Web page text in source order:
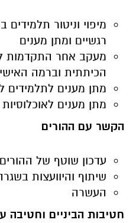
מיפוי וניטור תלמידים
רגשיים ומתן מענים
מעקב אחר התקדמות
הכיתתית וברמה
מתן מענים
מתן מענים לאוכלוסיות
הקשר עם ההורים
עדכון שוטף של
שיתוף והיוועצות
העשרה
חטיבות הביניים וחטיבה